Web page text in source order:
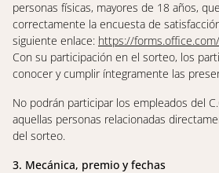
personas físicas, mayores de 18 años,
correctamente la encuesta de
siguiente enlace: https://forms.office.com/
Con su participación en el sorteo, los
conocer y cumplir íntegramente las
No podrán participar los empleados del
aquellas personas relacionadas
del sorteo.
3. Mecánica, premio y fechas